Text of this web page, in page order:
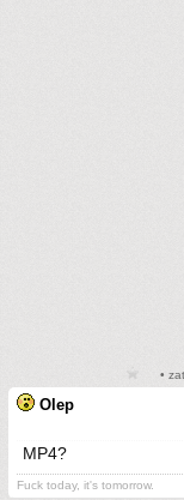
•
Olep
MP4?
Fuck today, it's tomorrow.